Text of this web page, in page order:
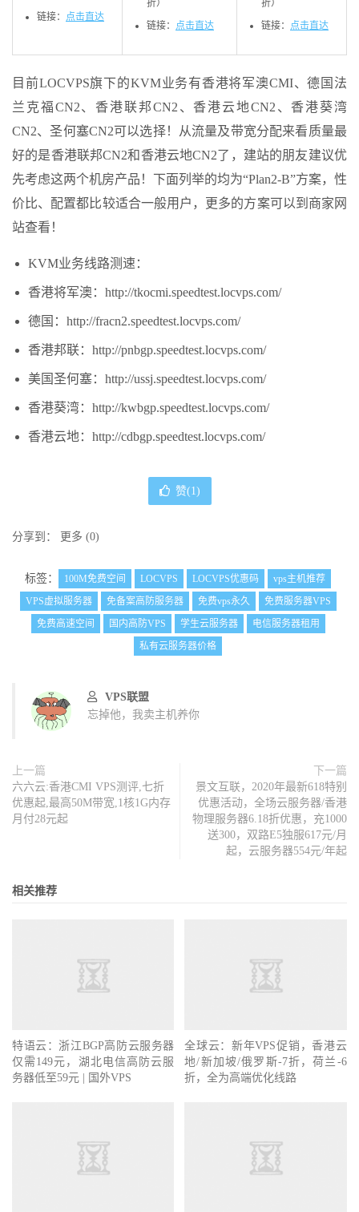
链接： 点击直达
折）
链接： 点击直达
折）
链接： 点击直达
目前LOCVPS旗下的KVM业务有香港将军澳CMI、德国法
兰克福CN2、香港联邦CN2、香港云地CN2、香港葵湾
CN2、圣何塞CN2可以选择！从流量及带宽分配来看质量最
好的是香港联邦CN2和香港云地CN2了，建站的朋友建议优
先考虑这两个机房产品！下面列举的均为“Plan2-B”方案，性
价比、配置都比较适合一般用户，更多的方案可以到商家网
站查看！
KVM业务线路测速：
香港将军澳：http://tkocmi.speedtest.locvps.com/
德国：http://fracn2.speedtest.locvps.com/
香港邦联：http://pnbgp.speedtest.locvps.com/
美国圣何塞：http://ussj.speedtest.locvps.com/
香港葵湾：http://kwbgp.speedtest.locvps.com/
香港云地：http://cdbgp.speedtest.locvps.com/
赞(1)
分享到： 更多 (0)
标签： 100M免费空间 LOCVPS LOCVPS优惠码
vps主机推荐
VPS虚拟服务器
免备案高防服务器 免费vps永久
免费服务器VPS
免费高速空间
国内高防VPS 学生云服务器
电信服务器租用
私有云服务器价格
VPS联盟
忘掉他，我卖主机养你
上一篇
六六云:香港CMI VPS测评,七折
优惠起,最高50M带宽,1核1G内存
月付28元起
下一篇
景文互联，2020年最新618特别
优惠活动，全场云服务器/香港
物理服务器6.18折优惠，充1000
送300，双路E5独服617元/月
起，云服务器554元/年起
相关推荐
特语云：浙江BGP高防云服务器
仅需149元，湖北电信高防云服
务器低至59元 | 国外VPS
全球云：新年VPS促销，香港云
地/新加坡/俄罗斯-7折，荷兰-6
折，全为高端优化线路